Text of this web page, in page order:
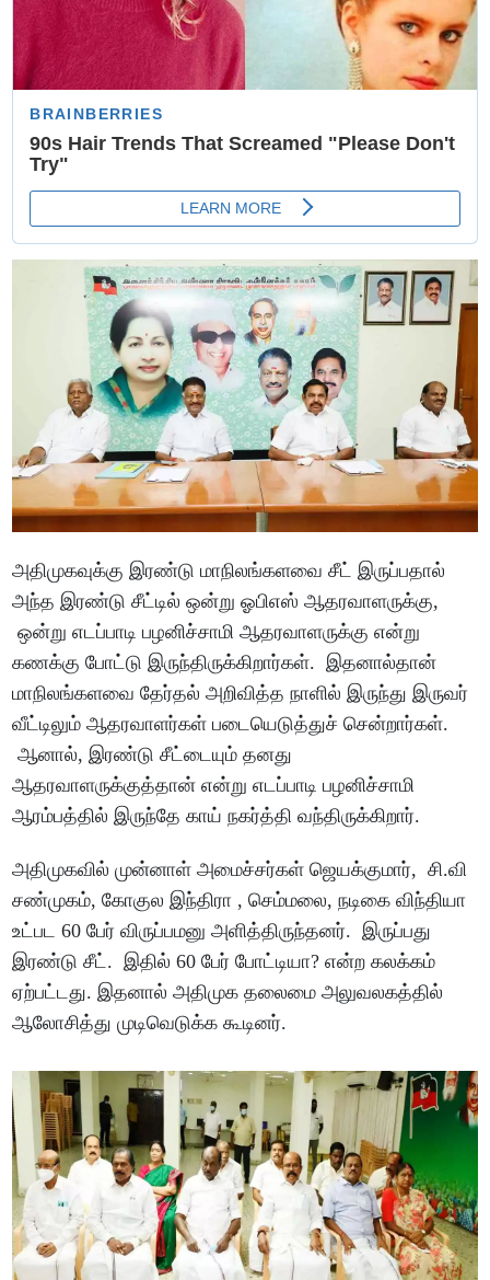
அதிமுகவுக்கு இரண்டு மாநிலங்களவை சீட் இருப்பதால்
அந்த இரண்டு சீட்டில் ஒன்று ஓபிஎஸ் ஆதரவாளருக்கு,
ஒன்று எடப்பாடி பழனிச்சாமி ஆதரவாளருக்கு என்று
கணக்கு போட்டு இருந்திருக்கிறார்கள். இதனால்தான்
மாநிலங்களவை தேர்தல் அறிவித்த நாளில் இருந்து இருவர்
வீட்டிலும் ஆதரவாளர்கள் படையெடுத்துச் சென்றார்கள்.
ஆனால், இரண்டு சீட்டையும் தனது
ஆதரவாளருக்குத்தான் என்று எடப்பாடி பழனிச்சாமி
ஆரம்பத்தில் இருந்தே காய் நகர்த்தி வந்திருக்கிறார்.
அதிமுகவில் முன்னாள் அமைச்சர்கள் ஜெயக்குமார், சி.வி
சண்முகம், கோகுல இந்திரா , செம்மலை, நடிகை விந்தியா
உட்பட 60 பேர் விருப்பமனு அளித்திருந்தனர். இருப்பது
இரண்டு சீட். இதில் 60 பேர் போட்டியா? என்ற கலக்கம்
ஏற்பட்டது. இதனால் அதிமுக தலைமை அலுவலகத்தில்
ஆலோசித்து முடிவெடுக்க கூடினர்.